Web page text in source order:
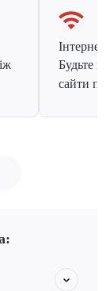
Інтернет
Будьте
сайти